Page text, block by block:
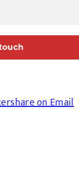
share on Email